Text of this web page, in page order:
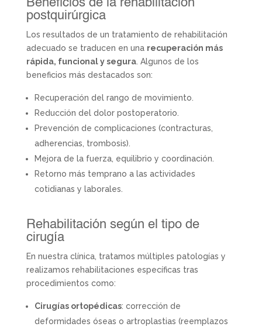
Beneficios de la rehabilitación
postquirúrgica
Los resultados de un tratamiento de rehabilitación
adecuado se traducen en una recuperación más
rápida, funcional y segura. Algunos de los
beneficios más destacados son:
Recuperación del rango de movimiento.
Reducción del dolor postoperatorio.
Prevención de complicaciones (contracturas,
adherencias, trombosis).
Mejora de la fuerza, equilibrio y coordinación.
Retorno más temprano a las actividades
cotidianas y laborales.
Rehabilitación según el tipo de
cirugía
En nuestra clínica, tratamos múltiples patologías y
realizamos rehabilitaciones específicas tras
procedimientos como:
Cirugías ortopédicas: corrección de
deformidades óseas o artroplastias (reemplazos